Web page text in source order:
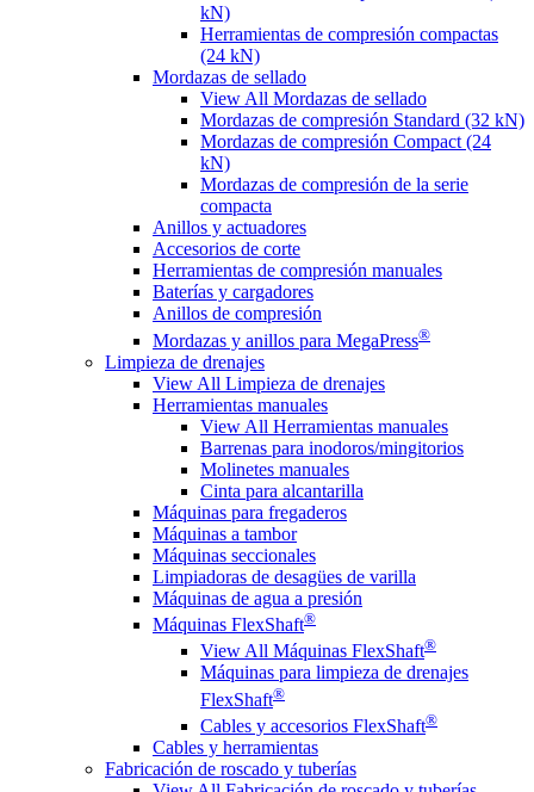
kN)
Herramientas de compresión compactas
(24 kN)
Mordazas de sellado
View All Mordazas de sellado
Mordazas de compresión Standard (32 kN)
Mordazas de compresión Compact (24
kN)
Mordazas de compresión de la serie
compacta
Anillos y actuadores
Accesorios de corte
Herramientas de compresión manuales
Baterías y cargadores
Anillos de compresión
Mordazas y anillos para MegaPress®
Limpieza de drenajes
View All Limpieza de drenajes
Herramientas manuales
View All Herramientas manuales
Barrenas para inodoros/mingitorios
Molinetes manuales
Cinta para alcantarilla
Máquinas para fregaderos
Máquinas a tambor
Máquinas seccionales
Limpiadoras de desagües de varilla
Máquinas de agua a presión
Máquinas FlexShaft®
View All Máquinas FlexShaft®
Máquinas para limpieza de drenajes
FlexShaft®
Cables y accesorios FlexShaft®
Cables y herramientas
Fabricación de roscado y tuberías